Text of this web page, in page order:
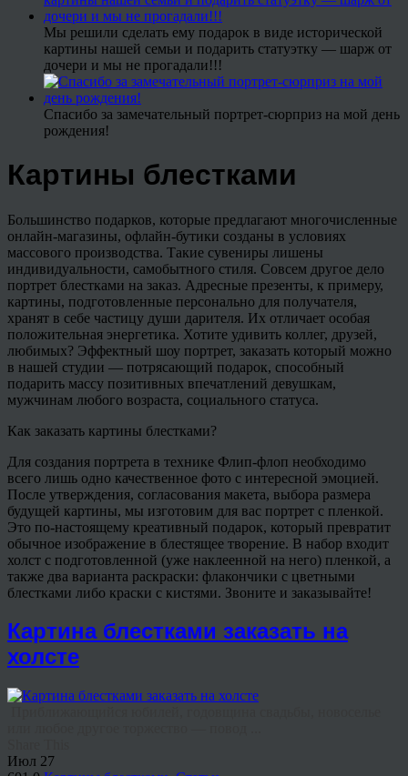
Мы решили сделать ему подарок в виде исторической
картины нашей семьи и подарить статуэтку — шарж от
дочери и мы не прогадали!!!
Спасибо за замечательный портрет-сюрприз на мой день
рождения!
Картины блестками
Большинство подарков, которые предлагают многочисленные
онлайн-магазины, офлайн-бутики созданы в условиях
массового производства. Такие сувениры лишены
индивидуальности, самобытного стиля. Совсем другое дело
портрет блестками на заказ. Адресные презенты, к примеру,
картины, подготовленные персонально для получателя,
хранят в себе частицу души дарителя. Их отличает особая
положительная энергетика. Хотите удивить коллег, друзей,
любимых? Эффектный шоу портрет, заказать который можно
в нашей студии — потрясающий подарок, способный
подарить массу позитивных впечатлений девушкам,
мужчинам любого возраста, социального статуса.
Как заказать картины блестками?
Для создания портрета в технике Флип-флоп необходимо
всего лишь одно качественное фото с интересной эмоцией.
После утверждения, согласования макета, выбора размера
будущей картины, мы изготовим для вас портрет с пленкой.
Это по-настоящему креативный подарок, который превратит
обычное изображение в блестящее творение. В набор входит
холст с подготовленной (уже наклеенной на него) пленкой, а
также два варианта раскраски: флакончики с цветными
блестками либо краски с кистями. Звоните и заказывайте!
Картина блестками заказать на
холсте
Июл 27